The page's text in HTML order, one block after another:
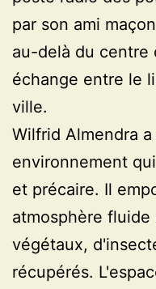
par son ami
au-delà du centre
échange entre le
ville.
Wilfrid Almendra
environnement
et précaire. Il
atmosphère
végétaux,
récupérés.